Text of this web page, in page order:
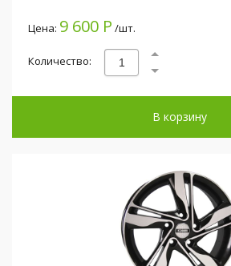
Цена: 9 600 Р /шт.
Количество:
В корзину